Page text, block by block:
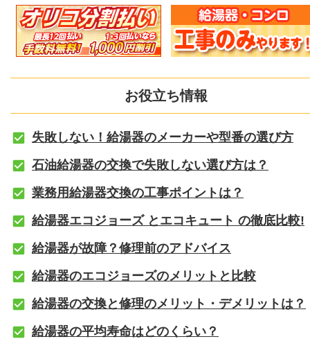
お役立ち情報
失敗しない！給湯器のメーカーや型番の選び方
石油給湯器の交換で失敗しない選び方は？
業務用給湯器交換の工事ポイントは？
給湯器エコジョーズ とエコキュート の徹底比較!
給湯器が故障？修理前のアドバイス
給湯器のエコジョーズのメリットと比較
給湯器の交換と修理のメリット・デメリットは？
給湯器の平均寿命はどのくらい？